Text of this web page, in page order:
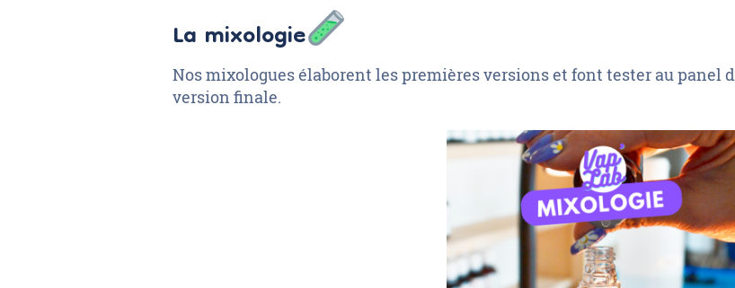
La mixologie
Nos mixologues élaborent les premières versions et font tester au panel
version finale.